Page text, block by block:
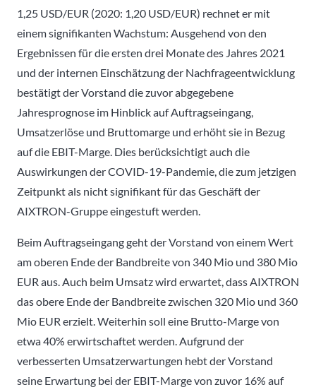
1,25 USD/EUR (2020: 1,20 USD/EUR) rechnet er mit
einem signifikanten Wachstum: Ausgehend von den
Ergebnissen für die ersten drei Monate des Jahres 2021
und der internen Einschätzung der Nachfrageentwicklung
bestätigt der Vorstand die zuvor abgegebene
Jahresprognose im Hinblick auf Auftragseingang,
Umsatzerlöse und Bruttomarge und erhöht sie in Bezug
auf die EBIT-Marge. Dies berücksichtigt auch die
Auswirkungen der COVID-19-Pandemie, die zum jetzigen
Zeitpunkt als nicht signifikant für das Geschäft der
AIXTRON-Gruppe eingestuft werden.
Beim Auftragseingang geht der Vorstand von einem Wert
am oberen Ende der Bandbreite von 340 Mio und 380 Mio
EUR aus. Auch beim Umsatz wird erwartet, dass AIXTRON
das obere Ende der Bandbreite zwischen 320 Mio und 360
Mio EUR erzielt. Weiterhin soll eine Brutto-Marge von
etwa 40% erwirtschaftet werden. Aufgrund der
verbesserten Umsatzerwartungen hebt der Vorstand
seine Erwartung bei der EBIT-Marge von zuvor 16% auf